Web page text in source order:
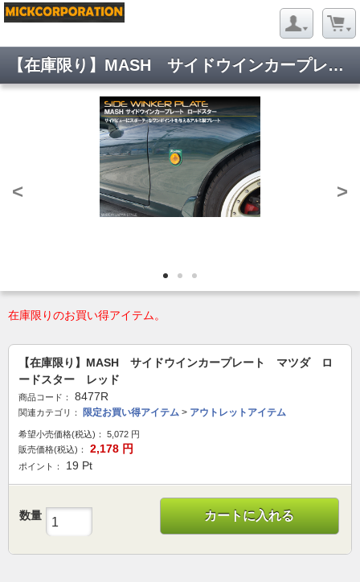
【在庫限り】MASH サイドウインカープレート マツダ ロードスター レッド
< >
在庫限りのお買い得アイテム。
【在庫限り】MASH サイドウインカープレート マツダ ロ
ードスター レッド
商品コード： 8477R
関連カテゴリ： 限定お買い得アイテム > アウトレットアイテム
希望小売価格(税込)： 5,072 円
販売価格(税込)：
2,178 円
ポイント： 19 Pt
数量 カートに入れる